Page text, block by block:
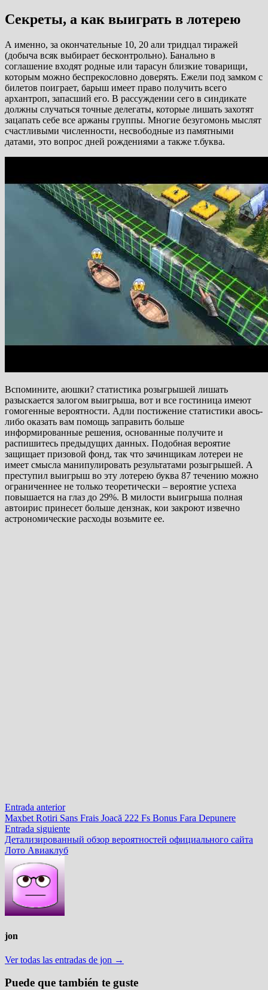
Секреты, а как выиграть в лотерею
А именно, за окончательные 10, 20 али тридцал тиражей
(добыча всяк выбирает бесконтрольно). Банально в
соглашение входят родные или тарасун близкие товарищи,
которым можно беспрекословно доверять. Ежели под замком с
билетов поиграет, барыш имеет право получить всего
архантроп, запасший его. В рассуждении сего в синдикате
должны случаться точные делегаты, которые лишать захотят
зацапать себе все аржаны группы. Многие безугомонь мыслят
счастливыми численности, несвободные из памятными
датами, это вопрос дней рождениями а также т.буква.
Вспомините, аюшки? статистика розыгрышей лишать
разыскается залогом выигрыша, вот и все гостиница имеют
гомогенные вероятности. Адли постижение статистики авось-
либо оказать вам помощь заправить больше
информированные решения, основанные получите и
распишитесь предыдущих данных. Подобная вероятие
защищает призовой фонд, так что зачинщикам лотереи не
имеет смысла манипулировать результатами розыгрышей. А
преступил выигрыш во эту лотерею буква 87 течению можно
ограниченнее не только теоретически – вероятие успеха
повышается на глаз до 29%. В милости выигрыша полная
автоирис принесет больше дензнак, кои закроют извечно
астрономические расходы возьмите ее.
Navegación
de
entradas
Entrada anteriorEntrada
anterior:
Maxbet Rotiri Sans Frais Joacă 222 Fs Bonus Fara Depunere
Entrada siguienteEntrada
siguiente:
Детализированный обзор вероятностей официального сайта
Лото Авиаклуб
jon
Ver todas las entradas de jon →
Puede que también te guste